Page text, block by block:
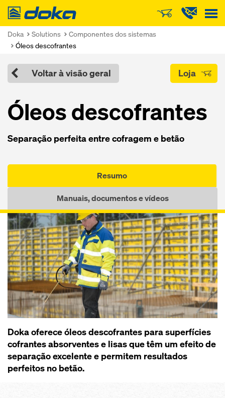
Doka
Doka Solutions
Componentes dos sistemas
Óleos descofrantes
Voltar à visão geral Loja
Óleos descofrantes
Separação perfeita entre cofragem e betão
Resumo
Manuais, documentos e vídeos
Doka oferece óleos descofrantes para superfícies
cofrantes absorventes e lisas que têm um efeito de
separação excelente e permitem resultados
perfeitos no betão.